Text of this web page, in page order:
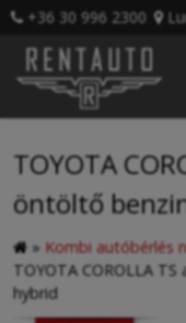
+36 30 996 2300
TOYOTA
öntöltő
» Kombi autóbérlés
TOYOTA COROLLA
hybrid